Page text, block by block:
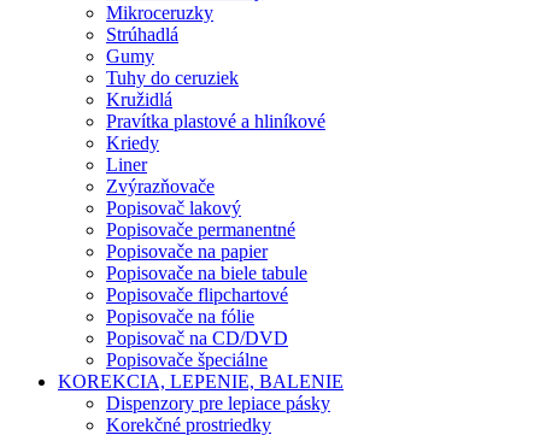
Mikroceruzky
Strúhadlá
Gumy
Tuhy do ceruziek
Kružidlá
Pravítka plastové a hliníkové
Kriedy
Liner
Zvýrazňovače
Popisovač lakový
Popisovače permanentné
Popisovače na papier
Popisovače na biele tabule
Popisovače flipchartové
Popisovače na fólie
Popisovač na CD/DVD
Popisovače špeciálne
KOREKCIA, LEPENIE, BALENIE
Dispenzory pre lepiace pásky
Korekčné prostriedky